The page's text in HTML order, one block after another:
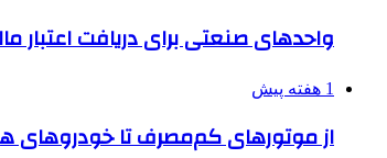
واحدهای صنعتی برای دریافت اعتبار
1 هفته پیش
از موتورهای کم‌مصرف تا خودروهای